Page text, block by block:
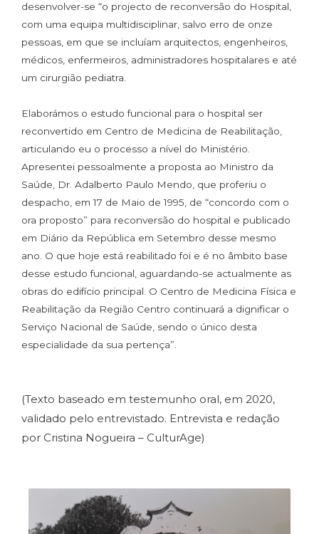
desenvolver-se “o projecto de reconversão do Hospital,
com uma equipa multidisciplinar, salvo erro de onze
pessoas, em que se incluíam arquitectos, engenheiros,
médicos, enfermeiros, administradores hospitalares e até
um cirurgião pediatra.
Elaborámos o estudo funcional para o hospital ser
reconvertido em Centro de Medicina de Reabilitação,
articulando eu o processo a nível do Ministério.
Apresentei pessoalmente a proposta ao Ministro da
Saúde, Dr. Adalberto Paulo Mendo, que proferiu o
despacho, em 17 de Maio de 1995, de “concordo com o
ora proposto” para reconversão do hospital e publicado
em Diário da República em Setembro desse mesmo
ano. O que hoje está reabilitado foi e é no âmbito base
desse estudo funcional, aguardando-se actualmente as
obras do edifício principal. O Centro de Medicina Física e
Reabilitação da Região Centro continuará a dignificar o
Serviço Nacional de Saúde, sendo o único desta
especialidade da sua pertença”.
(Texto baseado em testemunho oral, em 2020,
validado pelo entrevistado. Entrevista e redação
por Cristina Nogueira – CulturAge)